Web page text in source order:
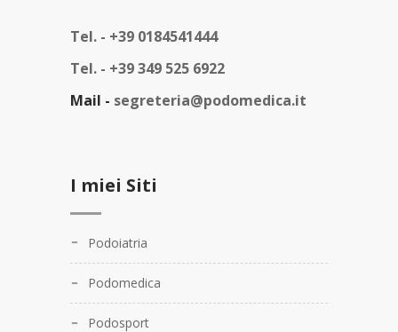
Tel. - +39 0184541444
Tel. - +39 349 525 6922
Mail - segreteria@podomedica.it
I miei Siti
Podoiatria
Podomedica
Podosport